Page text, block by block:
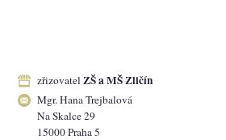
zřizovatel ZŠ a MŠ Zličín
Mgr. Hana Trejbalová
Na Skalce 29
15000 Praha 5